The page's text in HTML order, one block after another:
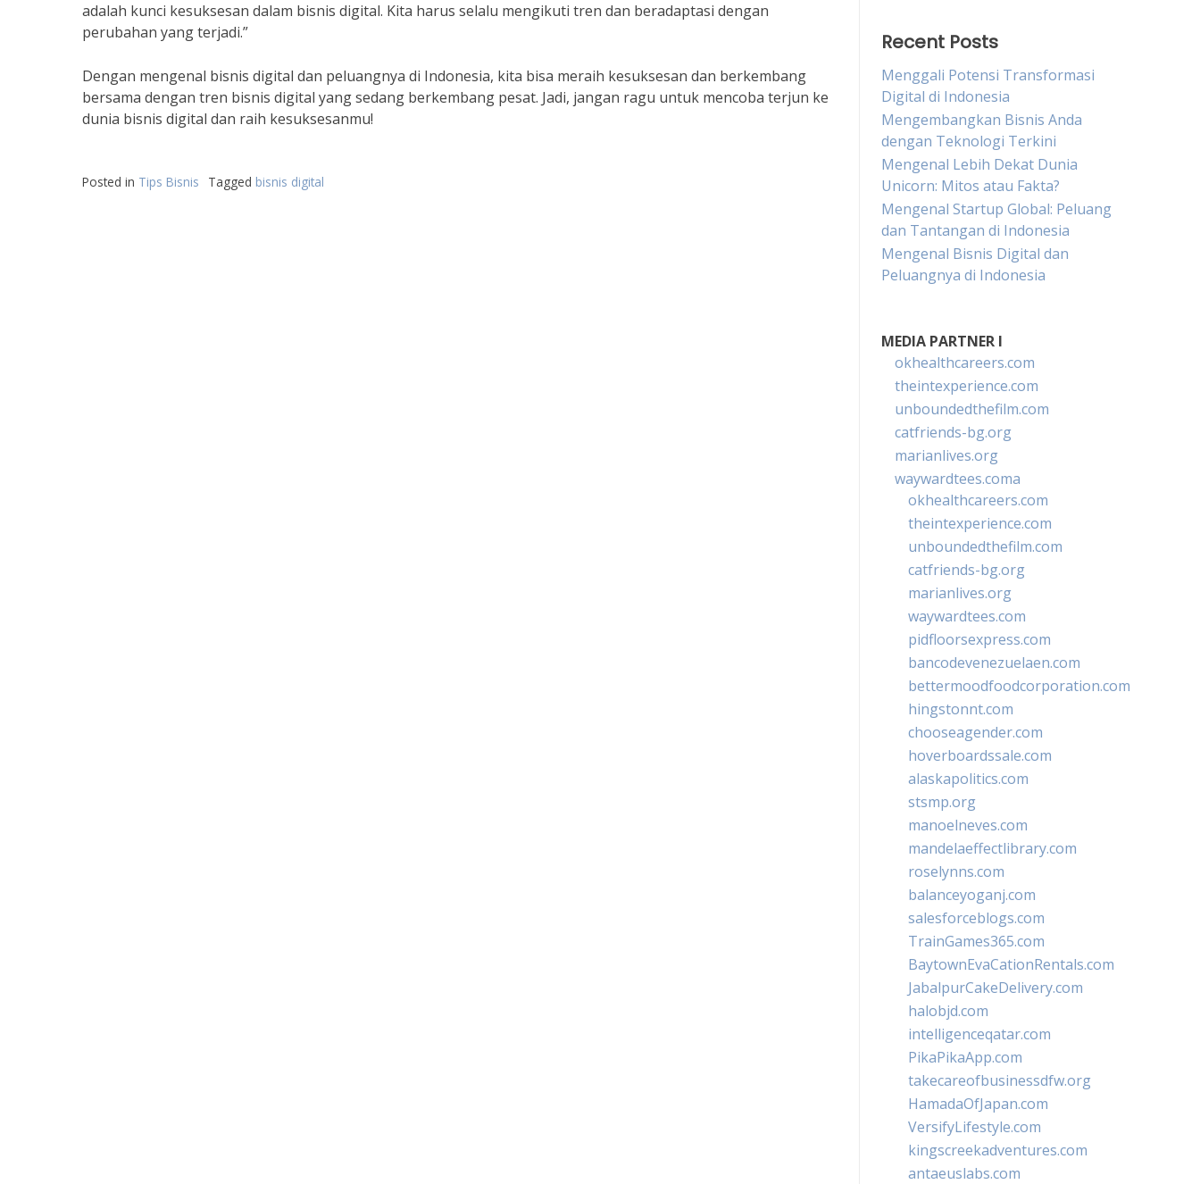
adalah kunci kesuksesan dalam bisnis digital. Kita harus selalu mengikuti tren dan beradaptasi dengan
perubahan yang terjadi.”
Dengan mengenal bisnis digital dan peluangnya di Indonesia, kita bisa meraih kesuksesan dan berkembang
bersama dengan tren bisnis digital yang sedang berkembang pesat. Jadi, jangan ragu untuk mencoba terjun ke
dunia bisnis digital dan raih kesuksesanmu!
Posted in Tips Bisnis Tagged bisnis digital
Recent Posts
Menggali Potensi Transformasi
Digital di Indonesia
Mengembangkan Bisnis Anda
dengan Teknologi Terkini
Mengenal Lebih Dekat Dunia
Unicorn: Mitos atau Fakta?
Mengenal Startup Global: Peluang
dan Tantangan di Indonesia
Mengenal Bisnis Digital dan
Peluangnya di Indonesia
MEDIA PARTNER I
okhealthcareers.com
theintexperience.com
unboundedthefilm.com
catfriends-bg.org
marianlives.org
waywardtees.coma
okhealthcareers.com
theintexperience.com
unboundedthefilm.com
catfriends-bg.org
marianlives.org
waywardtees.com
pidfloorsexpress.com
bancodevenezuelaen.com
bettermoodfoodcorporation.com
hingstonnt.com
chooseagender.com
hoverboardssale.com
alaskapolitics.com
stsmp.org
manoelneves.com
mandelaeffectlibrary.com
roselynns.com
balanceyoganj.com
salesforceblogs.com
TrainGames365.com
BaytownEvaCationRentals.com
JabalpurCakeDelivery.com
halobjd.com
intelligenceqatar.com
PikaPikaApp.com
takecareofbusinessdfw.org
HamadaOfJapan.com
VersifyLifestyle.com
kingscreekadventures.com
antaeuslabs.com